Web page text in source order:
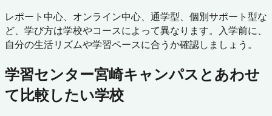
レポート中心、オンライン中心、通学型、個別サポート型な
ど、学び方は学校やコースによって異なります。入学前に、
自分の生活リズムや学習ペースに合うか確認しましょう。
学習センター宮崎キャンパス とあわせ
て比較したい学校